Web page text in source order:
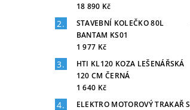
18 890 Kč
STAVEBNÍ KOLEČKO 80L
BANTAM KS01
1 977 Kč
HTI KL120 KOZA LEŠENÁŘSKÁ
120 CM ČERNÁ
1 640 Kč
ELEKTRO MOTOROVÝ TRAKAŘ S